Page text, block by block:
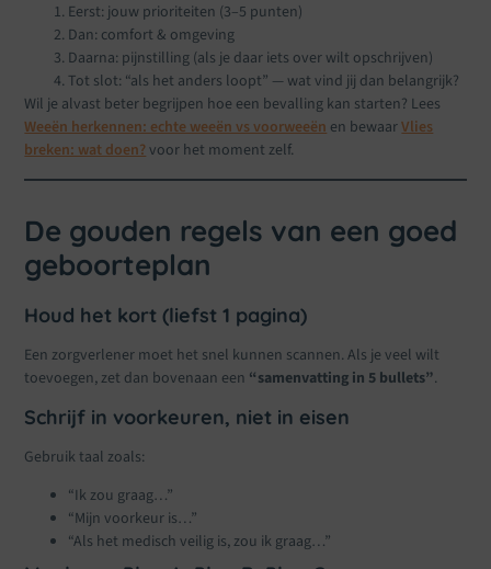
Eerst: jouw prioriteiten (3–5 punten)
Dan: comfort & omgeving
Daarna: pijnstilling (als je daar iets over wilt opschrijven)
Tot slot: “als het anders loopt” — wat vind jij dan belangrijk?
Wil je alvast beter begrijpen hoe een bevalling kan starten? Lees
Weeën herkennen: echte weeën vs voorweeën en bewaarVlies
breken: wat doen?voor het moment zelf.
De gouden regels van een goed
geboorteplan
Houd het kort (liefst 1 pagina)
Een zorgverlener moet het snel kunnen scannen. Als je veel wilt
toevoegen, zet dan bovenaan een “samenvatting in 5 bullets”.
Schrijf in voorkeuren, niet in eisen
Gebruik taal zoals:
“Ik zou graag…”
“Mijn voorkeur is…”
“Als het medisch veilig is, zou ik graag…”